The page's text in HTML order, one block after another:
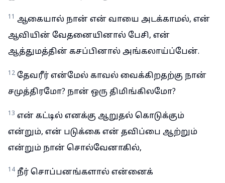
11 ஆகையால் நான் என் வாயை அடக்காமல், என்
ஆவியின் வேதனையினால் பேசி, என்
ஆத்துமத்தின் கசப்பினால் அங்கலாய்ப்பேன்.
12 தேவரீர் என்மேல் காவல் வைக்கிறதற்கு நான்
சமுத்திரமோ? நான் ஒரு திமிங்கிலமோ?
13 என் கட்டில் எனக்கு ஆறுதல் கொடுக்கும்
என்றும், என் படுக்கை என் தவிப்பை ஆற்றும்
என்றும் நான் சொல்வேனாகில்,
14 நீர் சொப்பனங்களால் என்னைக்